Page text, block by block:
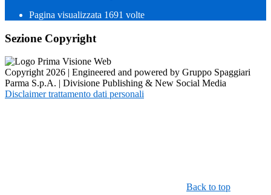
Pagina visualizzata 1691 volte
Sezione Copyright
Copyright 2026 | Engineered and powered by Gruppo Spaggiari
Parma S.p.A. | Divisione Publishing & New Social Media
Disclaimer trattamento dati personali
Back to top